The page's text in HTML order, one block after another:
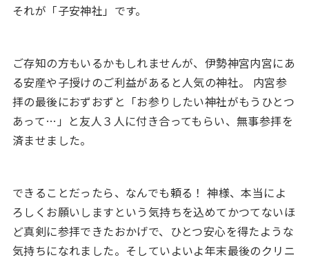
それが「子安神社」です。
ご存知の方もいるかもしれませんが、伊勢神宮内宮にあ
る安産や子授けのご利益があると人気の神社。 内宮参
拝の最後におずおずと「お参りしたい神社がもうひとつ
あって…」と友人３人に付き合ってもらい、無事参拝を
済ませました。
できることだったら、なんでも頼る！ 神様、本当によ
ろしくお願いしますという気持ちを込めてかつてないほ
ど真剣に参拝できたおかげで、ひとつ安心を得たような
気持ちになれました。そしていよいよ年末最後のクリニ